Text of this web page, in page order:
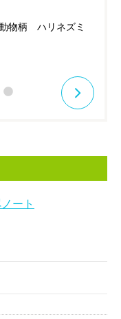
物柄 ハリネズミ
ート